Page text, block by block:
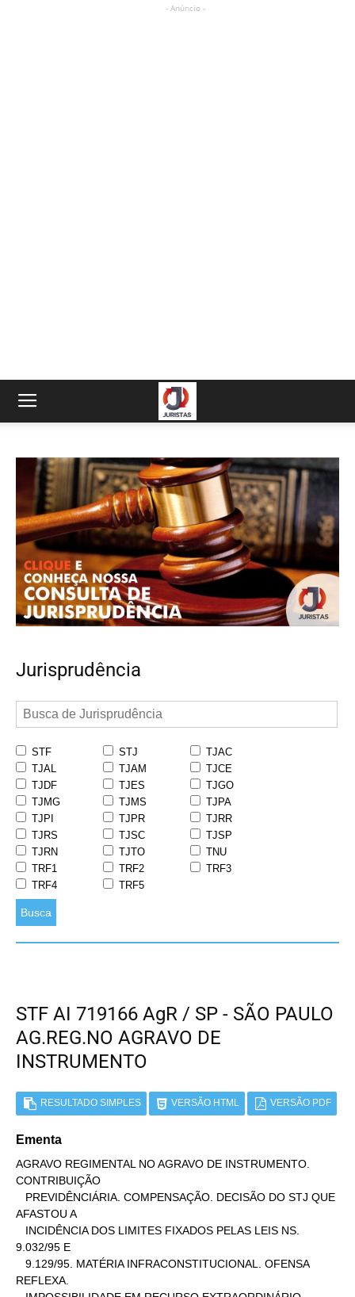
- Anúncio -
Jurisprudência
STF STJ
TJAC
TJAL
TJAM
TJCE
TJDF
TJES
TJGO
TJMG
TJMS
TJPA
TJPI
TJPR
TJRR
TJRS
TJSC
TJSP
TJRN
TJTO
TNU
TRF1
TRF2
TRF3
TRF4
TRF5
Busca
STF AI 719166 AgR / SP - SÃO PAULO
AG.REG.NO AGRAVO DE
INSTRUMENTO
RESULTADO SIMPLES VERSÃO HTML VERSÃO PDF
Ementa
AGRAVO REGIMENTAL NO AGRAVO DE INSTRUMENTO.
CONTRIBUIÇÃO
AFASTOU A
9.032/95 E
REFLEXA.